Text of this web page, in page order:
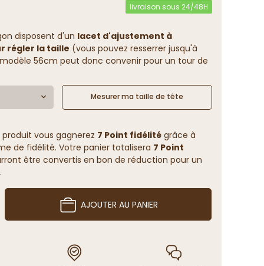
livraison sous 24/48H
disposent d'un lacet d'ajustement à
régler la taille (vous pouvez resserrer jusqu'à
56cm peut donc convenir pour un tour de
Mesurer ma taille de tête
vous gagnerez 7 Point fidélitégrâce à
de fidélité. Votre panier totalisera 7 Point
être convertis en bon de réduction pour un
AJOUTER AU PANIER